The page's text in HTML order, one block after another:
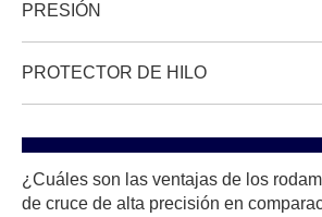
PRESIÓN
PROTECTOR DE HILO
¿Cuáles son las ventajas de los
de cruce de alta precisión en